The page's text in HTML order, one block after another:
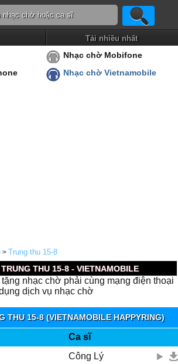
Tải nhiều nhất
Nhạc chờ Mobifone
Nhạc chờ Vietnamobile
> Trung thu 15-8
THU 15-8 - VIETNAMOBILE
nhạc chờ phải cùng mạng điện thoại
dịch vụ nhạc chờ
THU 15-8 (VIETNAMOBILE HAPPYRING)
Ca sĩ
Công Lý